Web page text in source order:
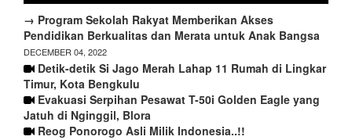
→ Program Sekolah Rakyat Memberikan Akses
Pendidikan Berkualitas dan Merata untuk Anak Bangsa
DECEMBER 04, 2022
Detik-detik Si Jago Merah Lahap 11 Rumah di Lingkar
Timur, Kota Bengkulu
Evakuasi Serpihan Pesawat T-50i Golden Eagle yang
Jatuh di Nginggil, Blora
Reog Ponorogo Asli Milik Indonesia..!!